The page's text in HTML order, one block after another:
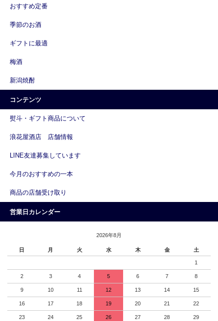
おすすめ定番
季節のお酒
ギフトに最適
梅酒
新潟焼酎
コンテンツ
熨斗・ギフト商品について
浪花屋酒店 店舗情報
LINE友達募集しています
今月のおすすめの一本
商品の店舗受け取り
営業日カレンダー
2026年8月
日 月 火 水 木 金 土
1
2 3 4 5 6 7 8
9 10 11 12 13 14 15
16 17 18 19 20 21 22
23 24 25 26 27 28 29